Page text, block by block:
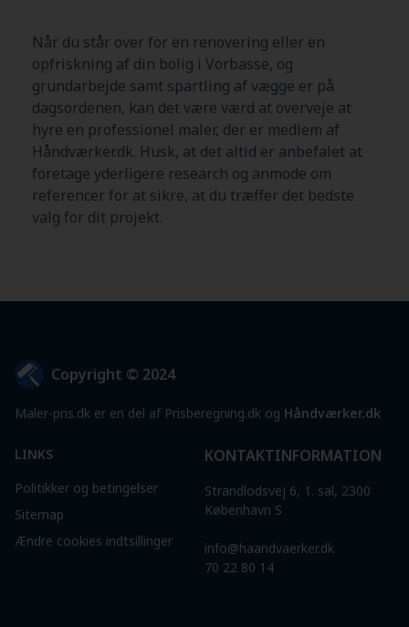
Når du står over for en renovering eller en
opfriskning af din bolig i Vorbasse, og
grundarbejde samt spartling af vægge er på
dagsordenen, kan det være værd at overveje at
hyre en professionel maler, der er medlem af
Håndværker.dk. Husk, at det altid er anbefalet at
foretage yderligere research og anmode om
referencer for at sikre, at du træffer det bedste
valg for dit projekt.
Copyright © 2024
Maler-pris.dk er en del af Prisberegning.dk og Håndværker.dk
LINKS
Politikker og betingelser
Sitemap
Ændre cookies indtsillinger
KONTAKTINFORMATION
Strandlodsvej 6, 1. sal, 2300
København S
info@haandvaerker.dk
70 22 80 14